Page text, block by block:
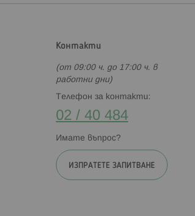
Контакти
(от 09:00 ч. до 17:00 ч. в
работни дни)
Телефон за контакти:
02 / 40 484
Имате въпрос?
ИЗПРАТЕТЕ ЗАПИТВАНЕ